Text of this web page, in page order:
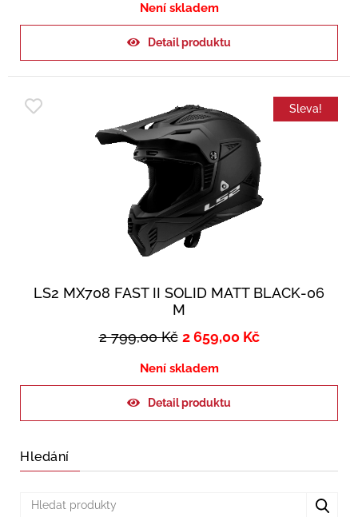
Není skladem
Detail produktu
Sleva!
LS2 MX708 FAST II SOLID MATT BLACK-06
M
2 799,00Kč 2 659,00 Kč
Není skladem
Detail produktu
Hledání